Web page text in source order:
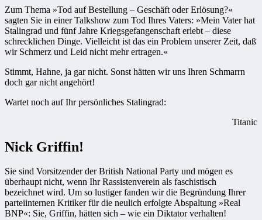
Zum Thema »Tod auf Bestellung – Geschäft oder Erlösung?«
sagten Sie in einer Talkshow zum Tod Ihres Vaters: »Mein Vater hat
Stalingrad und fünf Jahre Kriegsgefangenschaft erlebt – diese
schrecklichen Dinge. Vielleicht ist das ein Problem unserer Zeit, daß
wir Schmerz und Leid nicht mehr ertragen.«
Stimmt, Hahne, ja gar nicht. Sonst hätten wir uns Ihren Schmarrn
doch gar nicht angehört!
Wartet noch auf Ihr persönliches Stalingrad:
Titanic
Nick Griffin!
Sie sind Vorsitzender der British National Party und mögen es
überhaupt nicht, wenn Ihr Rassistenverein als faschistisch
bezeichnet wird. Um so lustiger fanden wir die Begründung Ihrer
parteiinternen Kritiker für die neulich erfolgte Abspaltung »Real
BNP«: Sie, Griffin, hätten sich – wie ein Diktator verhalten!